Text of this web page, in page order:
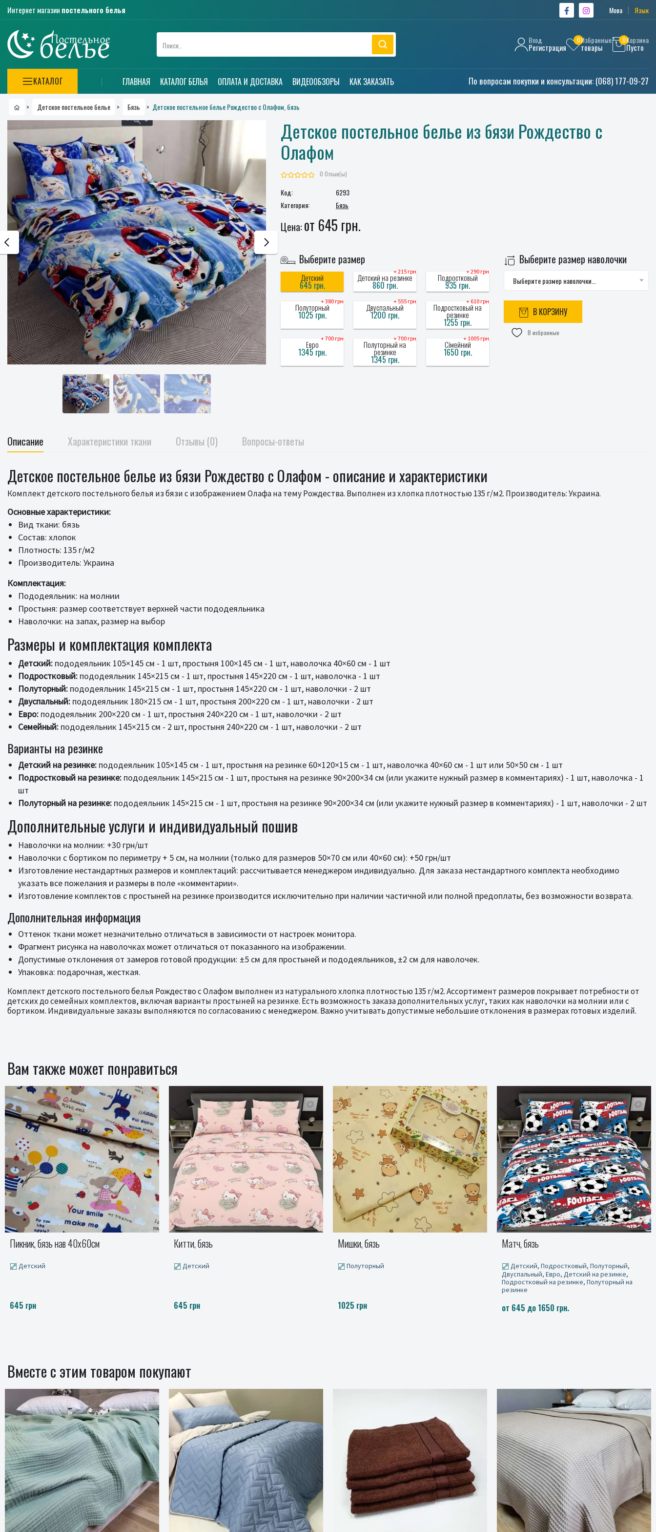
Интернет магазин постельного белья Мова Язык
Вход
Регистрация
0Избранные
товары
0Корзина
Пусто
КАТАЛОГ ГЛАВНАЯ КАТАЛОГ БЕЛЬЯ ОПЛАТА И ДОСТАВКА ВИДЕООБЗОРЫ КАК ЗАКАЗАТЬ По вопросам покупки и консультации: (068) 177-09-27
> Детское постельное белье > Бязь > Детское постельное белье Рождество с Олафом, бязь
Детское постельное белье из бязи Рождество с
Олафом
0 Отзыв(ы)
Код:
6293
Категория:
Бязь
Цена:от 645 грн.
Выберите размер
Детский
645 грн.
+ 215 грн
Детский на резинке
860 грн.
+ 290 грн
Подростковый
935 грн.
+ 380 грн
Полуторный
1025 грн.
+ 555 грн
Двуспальный
1200 грн.
+ 610 грн
Подростковый на
резинке
1255 грн.
+ 700 грн
Евро
1345 грн.
+ 700 грн
Полуторный на
резинке
1345 грн.
+ 1005 грн
Сімейний
1650 грн.
Выберите размер наволочки
Выберите размер наволочки...
В КОРЗИНУ
В избранные
Описание Характеристики ткани Отзывы (0) Вопросы-ответы
Детское постельное белье из бязи Рождество с Олафом - описание и характеристики
Комплект детского постельного белья из бязи с изображением Олафа на тему Рождества. Выполнен из хлопка плотностью 135 г/м2. Производитель: Украина.
Основные характеристики:
Вид ткани: бязь
Состав: хлопок
Плотность: 135 г/м2
Производитель: Украина
Комплектация:
Пододеяльник: на молнии
Простыня: размер соответствует верхней части пододеяльника
Наволочки: на запах, размер на выбор
Размеры и комплектация комплекта
Детский: пододеяльник 105×145 см - 1 шт, простыня 100×145 см - 1 шт, наволочка 40×60 см - 1 шт
Подростковый: пододеяльник 145×215 см - 1 шт, простыня 145×220 см - 1 шт, наволочка - 1 шт
Полуторный: пододеяльник 145×215 см - 1 шт, простыня 145×220 см - 1 шт, наволочки - 2 шт
Двуспальный: пододеяльник 180×215 см - 1 шт, простыня 200×220 см - 1 шт, наволочки - 2 шт
Евро: пододеяльник 200×220 см - 1 шт, простыня 240×220 см - 1 шт, наволочки - 2 шт
Семейный: пододеяльник 145×215 см - 2 шт, простыня 240×220 см - 1 шт, наволочки - 2 шт
Варианты на резинке
Детский на резинке: пододеяльник 105×145 см - 1 шт, простыня на резинке 60×120×15 см - 1 шт, наволочка 40×60 см - 1 шт или 50×50 см - 1 шт
Подростковый на резинке: пододеяльник 145×215 см - 1 шт, простыня на резинке 90×200×34 см (или укажите нужный размер в комментариях) - 1 шт, наволочка - 1
шт
Полуторный на резинке: пододеяльник 145×215 см - 1 шт, простыня на резинке 90×200×34 см (или укажите нужный размер в комментариях) - 1 шт, наволочки - 2 шт
Дополнительные услуги и индивидуальный пошив
Наволочки на молнии: +30 грн/шт
Наволочки с бортиком по периметру + 5 см, на молнии (только для размеров 50×70 см или 40×60 см): +50 грн/шт
Изготовление нестандартных размеров и комплектаций: рассчитывается менеджером индивидуально. Для заказа нестандартного комплекта необходимо
указать все пожелания и размеры в поле «комментарии».
Изготовление комплектов с простыней на резинке производится исключительно при наличии частичной или полной предоплаты, без возможности возврата.
Дополнительная информация
Оттенок ткани может незначительно отличаться в зависимости от настроек монитора.
Фрагмент рисунка на наволочках может отличаться от показанного на изображении.
Допустимые отклонения от замеров готовой продукции: ±5 см для простыней и пододеяльников, ±2 см для наволочек.
Упаковка: подарочная, жесткая.
Комплект детского постельного белья Рождество с Олафом выполнен из натурального хлопка плотностью 135 г/м2. Ассортимент размеров покрывает потребности от
детских до семейных комплектов, включая варианты простыней на резинке. Есть возможность заказа дополнительных услуг, таких как наволочки на молнии или с
бортиком. Индивидуальные заказы выполняются по согласованию с менеджером. Важно учитывать допустимые небольшие отклонения в размерах готовых изделий.
Вам также может понравиться
Китти, бязь
Детский
645 грн
Мишки, бязь
Полуторный
1025 грн
Матч, бязь
Детский, Подростковый, Полуторный,
от 645 до 1650 грн.
Дино Патруль, бязь
Детский, Подростковый, Полуторный,
Двуспальный, Евро, Детский на резинке,
Подростковый на резинке, Полуторный на
резинке
от 645 до 1650 грн.
Вместе с этим товаром покупают